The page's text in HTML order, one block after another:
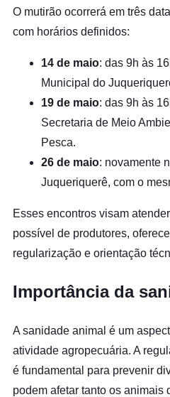
O mutirão ocorrerá em três
com horários definidos:
14 de maio: das 9h às
Municipal do
19 de maio: das 9h às
Secretaria de Meio
Pesca.
26 de maio: novamente
Juqueriquerê, com o
Esses encontros visam
possível de produtores,
regularização e orientação
Importância da
A sanidade animal é um
atividade agropecuária. A
é fundamental para prevenir
podem afetar tanto os animais